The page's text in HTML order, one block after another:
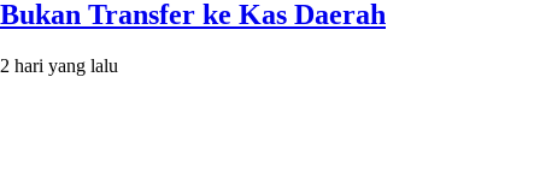
Bukan Transfer ke Kas Daerah
2 hari yang lalu